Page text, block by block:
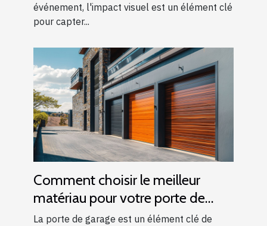
événement, l'impact visuel est un élément clé
pour capter...
Comment choisir le meilleur
matériau pour votre porte de
garage
La porte de garage est un élément clé de